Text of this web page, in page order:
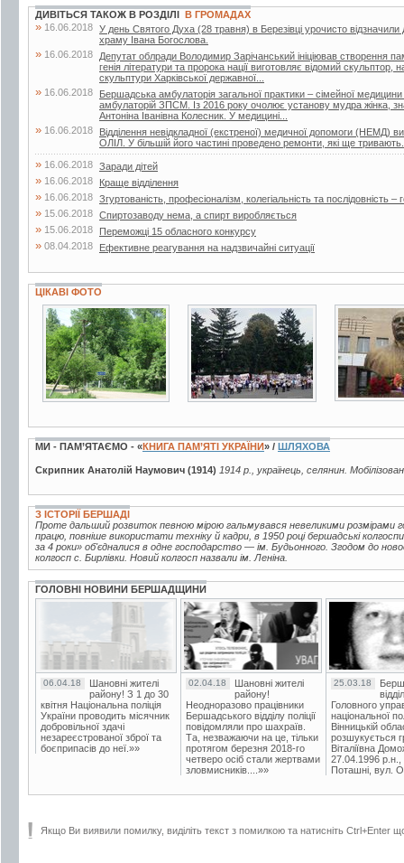
ДИВІТЬСЯ ТАКОЖ В РОЗДІЛІ В ГРОМАДАХ
» 16.06.2018 У день Святого Духа (28 травня) в Березівці урочисто відзначили
храму Івана Богослова.
» 16.06.2018
Депутат облради Володимир Зарічанський ініціював створення
генія літератури та пророка нації виготовляє відомий
скульптури Харківської державної...
» 16.06.2018
Бершадська амбулаторія загальної практики – сімейної
амбулаторій ЗПСМ. Із 2016 року очолює установу мудра жінка,
Антоніна Іванівна Колесник. У медицині...
» 16.06.2018
Відділення невідкладної (екстреної) медичної допомоги (НЕМД)
ОЛІЛ. У більшій його частині проведено ремонти, які ще тривають.
» 16.06.2018 Заради дітей
» 16.06.2018 Краще відділення
» 16.06.2018 Згуртованість, професіоналізм, колегіальність та послідовність –
» 15.06.2018 Спиртозаводу нема, а спирт виробляється
» 15.06.2018 Переможці 15 обласного конкурсу
» 08.04.2018 Ефективне реагування на надзвичайні ситуації
ЦІКАВІ ФОТО
7 фото 19 фото 4 фото
МИ - ПАМ’ЯТАЄМО - «КНИГА ПАМ’ЯТІ УКРАЇНИ» / ШЛЯХОВА
Скрипник Анатолій Наумович (1914) 1914 р., українець, селянин.
З ІСТОРІЇ БЕРШАДІ
Проте дальший розвиток певною мірою гальмувався невеликими розмірами
працю, повніше використати техніку й кадри, в 1950 році бершадські
за 4 роки» об'єдналися в одне господарство — ім. Будьонного. Згодом до
колгосп с. Бирлівки. Новий колгосп назвали ім. Леніна.
ГОЛОВНІ НОВИНИ БЕРШАДЩИНИ
06.04.18
Шановні жителі
району! З 1 до 30
квітня Національна поліція
України проводить місячник
добровільної здачі
незареєстрованої зброї та
боєприпасів до неї.»»
02.04.18
Шановні жителі
району!
Неодноразово працівники
Бершадського відділу поліції
повідомляли про шахраїв.
Та, незважаючи на це, тільки
протягом березня 2018-го
четверо осіб стали жертвами
зловмисників....»»
25.03.18
Головного
національної
Вінницькій
розшукується
Віталіївна
27.04.1996 р.н.,
Поташні, вул.
Якщо Ви виявили помилку, виділіть текст з помилкою та натисніть Ctrl+Enter